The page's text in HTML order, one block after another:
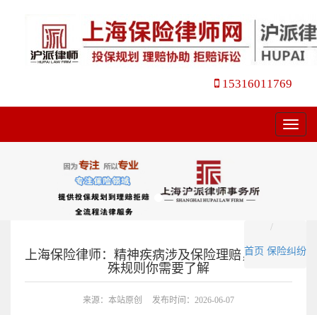
15316011769
菜
单
首页 保险纠纷
上海保险律师：精神疾病涉及保险理赔，这些特
殊规则你需要了解
来源：本站原创 发布时间：2026-06-07